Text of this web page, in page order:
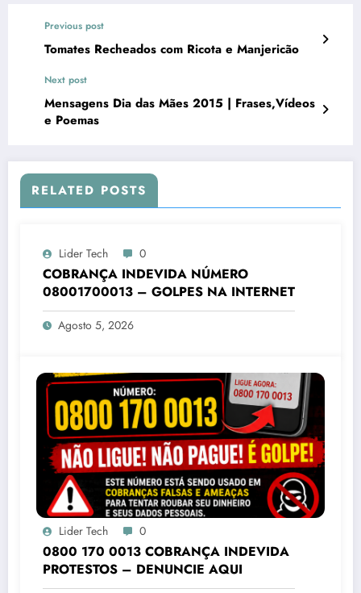
Previous post
Tomates Recheados com Ricota e Manjericão
Next post
Mensagens Dia das Mães 2015 | Frases,Vídeos
e Poemas
RELATED POSTS
Lider Tech 0
COBRANÇA INDEVIDA NÚMERO
08001700013 – GOLPES NA INTERNET
Agosto 5, 2026
Lider Tech 0
0800 170 0013 COBRANÇA INDEVIDA
PROTESTOS – DENUNCIE AQUI